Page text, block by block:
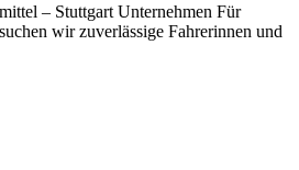
– Stuttgart Unternehmen Für
wir zuverlässige Fahrerinnen und